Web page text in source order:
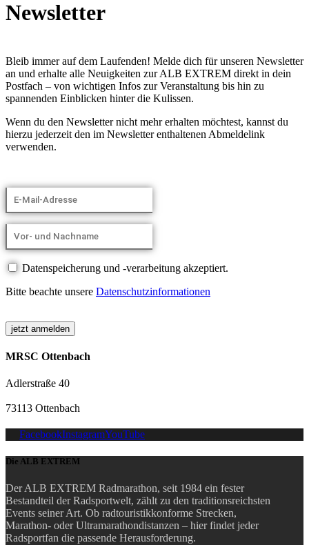
Newsletter
Bleib immer auf dem Laufenden! Melde dich für unseren Newsletter
an und erhalte alle Neuigkeiten zur ALB EXTREM direkt in dein
Postfach – von wichtigen Infos zur Veranstaltung bis hin zu
spannenden Einblicken hinter die Kulissen.
Wenn du den Newsletter nicht mehr erhalten möchtest, kannst du
hierzu jederzeit den im Newsletter enthaltenen Abmeldelink
verwenden.
Datenspeicherung und -verarbeitung akzeptiert.
Bitte beachte unsere Datenschutzinformationen
MRSC Ottenbach
Adlerstraße 40
73113 Ottenbach
FacebookInstagramYouTube
Die ALB EXTREM
Der ALB EXTREM Radmarathon, seit 1984 ein fester
Bestandteil der Radsportwelt, zählt zu den traditionsreichsten
Events seiner Art. Ob radtouristikkonforme Strecken,
Marathon- oder Ultramarathondistanzen – hier findet jeder
Radsportfan die passende Herausforderung.